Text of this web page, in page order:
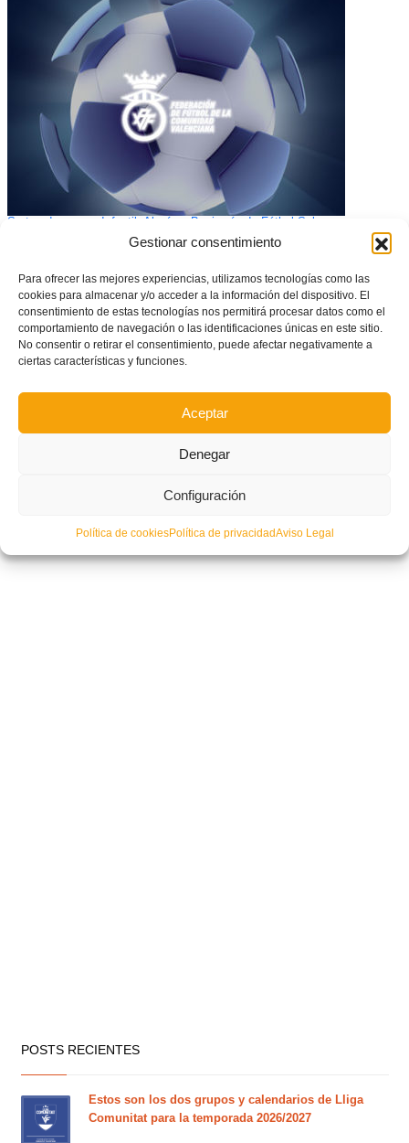
Gestionar consentimiento
Para ofrecer las mejores experiencias, utilizamos tecnologías como las
cookies para almacenar y/o acceder a la información del dispositivo. El
consentimiento de estas tecnologías nos permitirá procesar datos como el
comportamiento de navegación o las identificaciones únicas en este sitio.
No consentir o retirar el consentimiento, puede afectar negativamente a
ciertas características y funciones.
Aceptar
Denegar
Configuración
Política de cookiesPolítica de privacidadAviso Legal
Sorteo de grupos Infantil, Alevín y Benjamín de Fútbol Sala
Gran cierre a la campaña de fútbol sala en los Juegos Deportivos 18/19 de
POSTS RECIENTES
Estos son los dos grupos y calendarios de Lliga
Comunitat para la temporada 2026/2027